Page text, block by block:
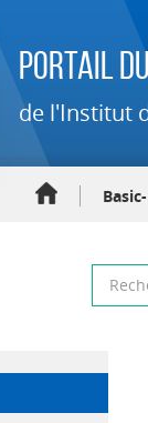
Portail du
de l'Institut